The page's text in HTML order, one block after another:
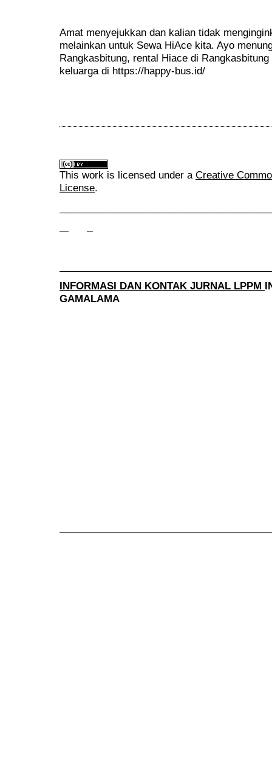
Amat menyejukkan dan kalian tidak
melainkan untuk Sewa HiAce kita. Ayo
Rangkasbitung, rental Hiace di
keluarga di https://happy-bus.id/
This work is licensed under a Creative
License.
INFORMASI DAN KONTAK JURNAL LPPM
GAMALAMA